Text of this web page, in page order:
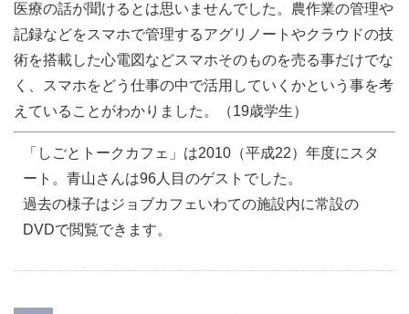
医療の話が聞けるとは思いませんでした。農作業の管理や
記録などをスマホで管理するアグリノートやクラウドの技
術を搭載した心電図などスマホそのものを売る事だけでな
く、スマホをどう仕事の中で活用していくかという事を考
えていることがわかりました。（19歳学生）
「しごとトークカフェ」は2010（平成22）年度にスタ
ート。青山さんは96人目のゲストでした。
過去の様子はジョブカフェいわての施設内に常設の
DVDで閲覧できます。